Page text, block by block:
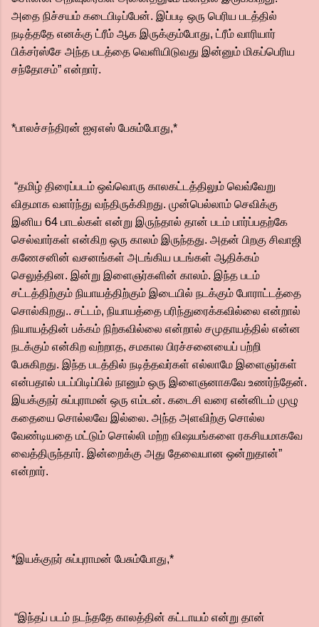
அதை நிச்சயம் கடைபிடிப்பேன். இப்படி ஒரு பெரிய படத்தில்
நடித்ததே எனக்கு ட்ரீம் ஆக இருக்கும்போது, ட்ரீம் வாரியார்
பிக்சர்ஸ்சே அந்த படத்தை வெளியிடுவது இன்னும் மிகப்பெரிய
சந்தோசம்” என்றார்.
*பாலச்சந்திரன் ஐஏஎஸ் பேசும்போது,*
“தமிழ் திரைப்படம் ஒவ்வொரு காலகட்டத்திலும் வெவ்வேறு
விதமாக வளர்ந்து வந்திருக்கிறது. முன்பெல்லாம் செவிக்கு
இனிய 64 பாடல்கள் என்று இருந்தால் தான் படம் பார்ப்பதற்கே
செல்வார்கள் என்கிற ஒரு காலம் இருந்தது. அதன் பிறகு சிவாஜி
கணேசனின் வசனங்கள் அடங்கிய படங்கள் ஆதிக்கம்
செலுத்தின. இன்று இளைஞர்களின் காலம். இந்த படம்
சட்டத்திற்கும் நியாயத்திற்கும் இடையில் நடக்கும் போராட்டத்தை
சொல்கிறது.. சட்டம், நியாயத்தை பரிந்துரைக்கவில்லை என்றால்
நியாயத்தின் பக்கம் நிற்கவில்லை என்றால் சமுதாயத்தில் என்ன
நடக்கும் என்கிற வற்றாத, சமகால பிரச்சனையைப் பற்றி
பேசுகிறது. இந்த படத்தில் நடித்தவர்கள் எல்லாமே இளைஞர்கள்
என்பதால் படப்பிடிப்பில் நானும் ஒரு இளைஞனாகவே உணர்ந்தேன்.
இயக்குநர் சுப்புராமன் ஒரு எம்டன். கடைசி வரை என்னிடம் முழு
கதையை சொல்லவே இல்லை. அந்த அளவிற்கு சொல்ல
வேண்டியதை மட்டும் சொல்லி மற்ற விஷயங்களை ரகசியமாகவே
வைத்திருந்தார். இன்றைக்கு அது தேவையான ஒன்றுதான்”
என்றார்.
*இயக்குநர் சுப்புராமன் பேசும்போது,*
“இந்தப் படம் நடந்ததே காலத்தின் கட்டாயம் என்று தான்